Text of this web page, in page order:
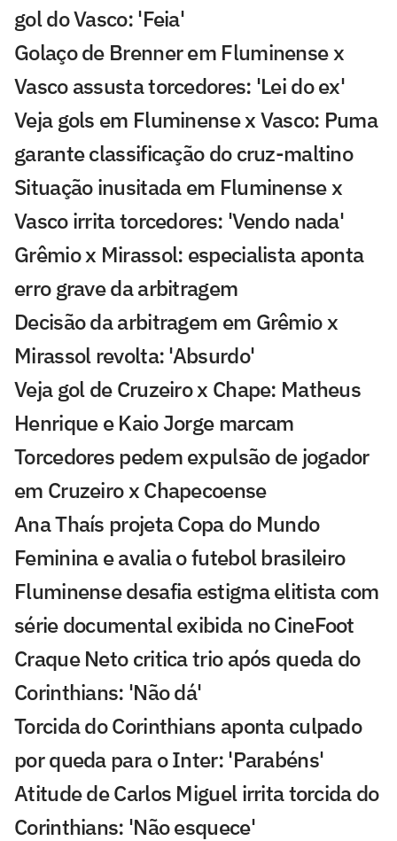
gol do Vasco: 'Feia'
Golaço de Brenner em Fluminense x
Vasco assusta torcedores: 'Lei do ex'
Veja gols em Fluminense x Vasco: Puma
garante classificação do cruz-maltino
Situação inusitada em Fluminense x
Vasco irrita torcedores: 'Vendo nada'
Grêmio x Mirassol: especialista aponta
erro grave da arbitragem
Decisão da arbitragem em Grêmio x
Mirassol revolta: 'Absurdo'
Veja gol de Cruzeiro x Chape: Matheus
Henrique e Kaio Jorge marcam
Torcedores pedem expulsão de jogador
em Cruzeiro x Chapecoense
Ana Thaís projeta Copa do Mundo
Feminina e avalia o futebol brasileiro
Fluminense desafia estigma elitista com
série documental exibida no CineFoot
Craque Neto critica trio após queda do
Corinthians: 'Não dá'
Torcida do Corinthians aponta culpado
por queda para o Inter: 'Parabéns'
Atitude de Carlos Miguel irrita torcida do
Corinthians: 'Não esquece'